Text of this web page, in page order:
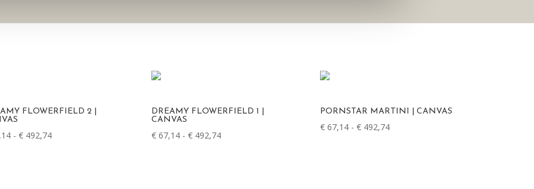
FLOWERFIELD 2 |
- €492,74Prijsklasse:
DREAMY FLOWERFIELD 1 |
CANVAS
€67,14 - €492,74Prijsklasse:
PORNSTAR MARTINI | CANVAS
€ 67,14 - € 492,74Prijsklasse: